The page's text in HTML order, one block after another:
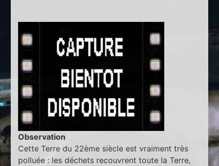
Observation
Cette Terre du 22ème siècle est vraiment très
polluée : les déchets recouvrent toute la Terre,